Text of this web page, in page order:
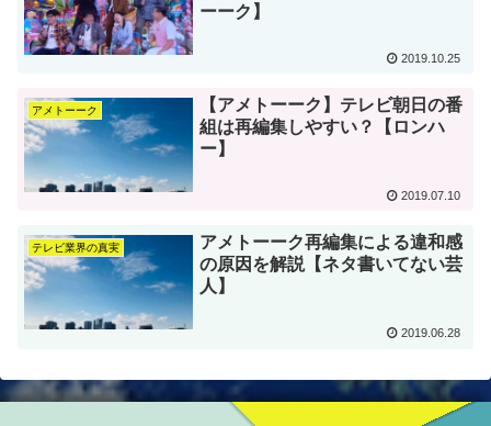
ーーク】
2019.10.25
アメトーーク
【アメトーーク】テレビ朝日の番
組は再編集しやすい？【ロンハ
ー】
2019.07.10
テレビ業界の真実
アメトーーク再編集による違和感
の原因を解説【ネタ書いてない芸
人】
2019.06.28